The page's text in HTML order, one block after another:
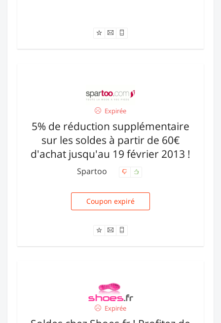
Expirée
5% de réduction supplémentaire
sur les soldes à partir de 60€
d'achat jusqu'au 19 février 2013 !
Spartoo
SOLDESAH5
Coupon expiré
Expirée